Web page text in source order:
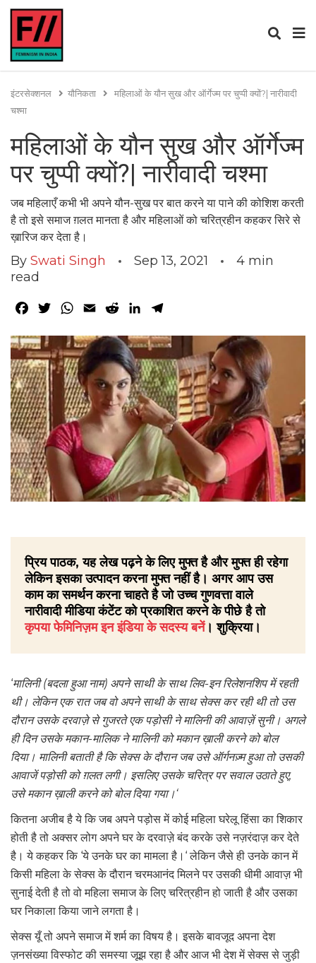
इंटरसेक्शनल यौनिकता
महिलाओं के यौन सुख और ऑर्गेज्म पर चुप्पी क्यों?| नारीवादी
चश्मा
महिलाओं के यौन सुख और ऑर्गेज्म
पर चुप्पी क्यों?| नारीवादी चश्मा
जब महिलाएँ कभी भी अपने यौन-सुख पर बात करने या पाने की कोशिश करती
है तो इसे समाज ग़लत मानता है और महिलाओं को चरित्रहीन कहकर सिरे से
ख़ारिज कर देता है।
By Swati Singh Sep 13, 2021 4 min
read
Facebook
TwitterWhatsApp
Email RedditLinkedIn
प्रिय पाठक, यह लेख पढ़ने के लिए मुफ्त है और मुफ्त ही रहेगा
लेकिन इसका उत्पादन करना मुफ्त नहीं है। अगर आप उस
काम का समर्थन करना चाहते है जो उच्च गुणवत्ता वाले
नारीवादी मीडिया कंटेंट को प्रकाशित करने के पीछे है तो
कृपया फेमिनिज़म इन इंडिया के सदस्य बनें। शुक्रिया।
‘मालिनी (बदला हुआ नाम) अपने साथी के साथ लिव-इन रिलेशनशिप में रहती
थी। लेकिन एक रात जब वो अपने साथी के साथ सेक्स कर रही थी तो उस
दौरान उसके दरवाज़े से गुजरते एक पड़ोसी ने मालिनी की आवाज़ें सुनी। अगले
ही दिन उसके मकान-मालिक ने मालिनी को मकान ख़ाली करने को बोल
दिया। मालिनी बताती है कि सेक्स के दौरान जब उसे ऑर्गनज़्म हुआ तो उसकी
आवाजें पड़ोसी को ग़लत लगी। इसलिए उसके चरित्र पर सवाल उठाते हुए,
उसे मकान ख़ाली करने को बोल दिया गया।‘
कितना अजीब है ये कि जब अपने पड़ोस में कोई महिला घरेलू हिंसा का शिकार
होती है तो अक्सर लोग अपने घर के दरवाज़े बंद करके उसे नज़रंदाज़ कर देते
है। ये कहकर कि ‘ये उनके घर का मामला है।‘ लेकिन जैसे ही उनके कान में
किसी महिला के सेक्स के दौरान चरमआनंद मिलने पर उसकी धीमी आवाज़ भी
सुनाई देती है तो वो महिला समाज के लिए चरित्रहीन हो जाती है और उसका
घर निकाला किया जाने लगता है।
सेक्स यूँ तो अपने समाज में शर्म का विषय है। इसके बावजूद अपना देश
ज़नसंख्या विस्फोट की समस्या जूझ रहा है और आज भी देश में सेक्स से जुड़ी